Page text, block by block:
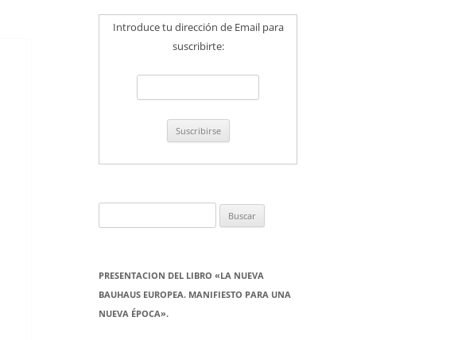
Introduce tu dirección de Email para
suscribirte:
PRESENTACION DEL LIBRO «LA NUEVA
BAUHAUS EUROPEA. MANIFIESTO PARA UNA
NUEVA ÉPOCA».